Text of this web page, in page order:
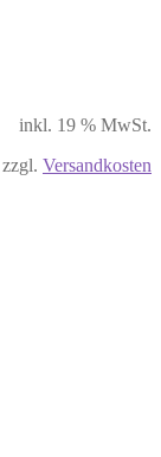
inkl. 19 % MwSt.
zzgl. Versandkosten